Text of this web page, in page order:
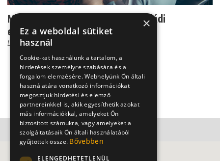
Magányos fogyókúra helyett: családi
együttműködés
Dr. Audikovszky Mária
Kapcsolat
×
Ez a weboldal sütiket
használ
Cookie-kat használunk a tartalom, a
hirdetések személyre szabására és a
forgalom elemzésére. Webhelyünk Ön általi
használatára vonatkozó információkat
megosztjuk hirdetési és elemző
partnereinkkel is, akik egyesíthetik azokat
más információkkal, amelyeket Ön
biztosított számukra, vagy amelyeket a
szolgáltatásaik Ön általi használatából
gyűjtöttek össze. Bővebben
ELENGEDHETETLENÜL